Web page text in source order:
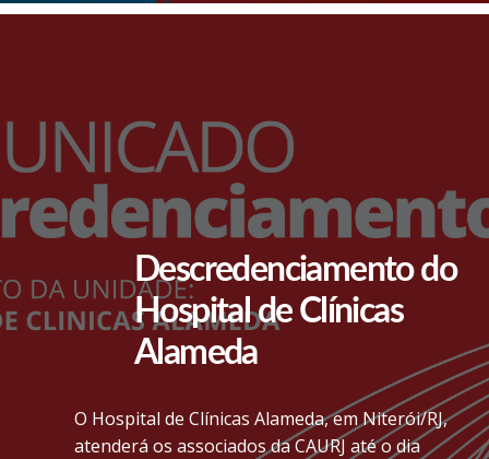
Descredenciamento do
Hospital de Clínicas
Alameda
O Hospital de Clínicas Alameda, em Niterói/RJ,
atenderá os associados da CAURJ até o dia